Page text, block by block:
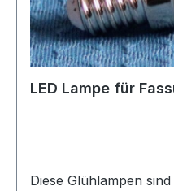
LED Lampe für
Diese Glühlampen